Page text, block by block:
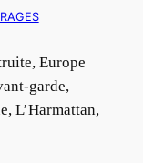
Europe
garde,
L’Harmattan,